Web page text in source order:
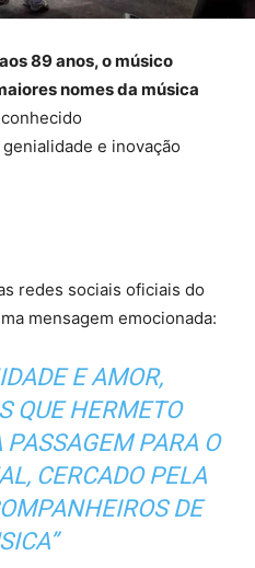
89 anos, o músico
nomes da música
e inovação
redes sociais oficiais do
mensagem emocionada:
E AMOR,
QUE HERMETO
PARA O
CERCADO PELA
DE